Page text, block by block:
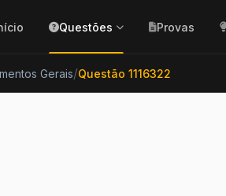
Questões Provas
Gerais/Questão 1116322